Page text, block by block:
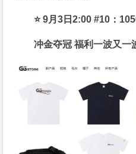
⭐9月3日2:00 #10 ：
冲金夺冠 福利一波又一